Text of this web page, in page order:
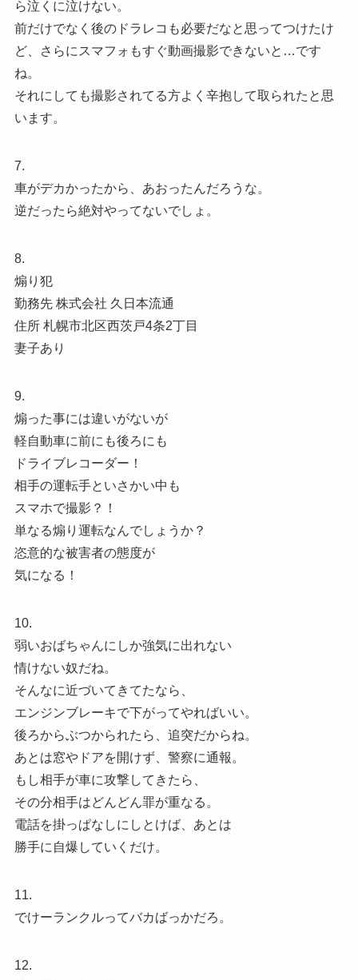
ら泣くに泣けない。
前だけでなく後のドラレコも必要だなと思ってつけたけ
ど、さらにスマフォもすぐ動画撮影できないと…です
ね。
それにしても撮影されてる方よく辛抱して取られたと思
います。
7.
車がデカかったから、あおったんだろうな。
逆だったら絶対やってないでしょ。
8.
煽り犯
勤務先 株式会社 久日本流通
住所 札幌市北区西茨戸4条2丁目
妻子あり
9.
煽った事には違いがないが
軽自動車に前にも後ろにも
ドライブレコーダー！
相手の運転手といさかい中も
スマホで撮影？！
単なる煽り運転なんでしょうか？
恣意的な被害者の態度が
気になる！
10.
弱いおばちゃんにしか強気に出れない
情けない奴だね。
そんなに近づいてきてたなら、
エンジンブレーキで下がってやればいい。
後ろからぶつかられたら、追突だからね。
あとは窓やドアを開けず、警察に通報。
もし相手が車に攻撃してきたら、
その分相手はどんどん罪が重なる。
電話を掛っぱなしにしとけば、あとは
勝手に自爆していくだけ。
11.
でけーランクルってバカばっかだろ。
12.